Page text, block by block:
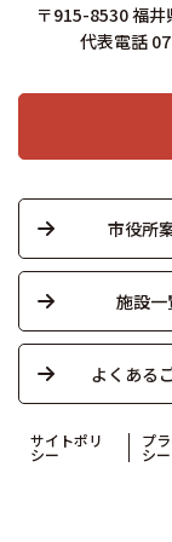
〒915-8530 福
代表電話
市役所
施設一
よくある
サイトポリ
シー
プ
シー